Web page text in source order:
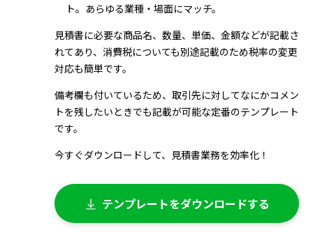
ト。あらゆる業種・場面にマッチ。
見積書に必要な商品名、数量、単価、金額などが記載さ
れてあり、消費税についても別途記載のため税率の変更
対応も簡単です。
備考欄も付いているため、取引先に対してなにかコメン
トを残したいときでも記載が可能な定番のテンプレート
です。
今すぐダウンロードして、見積書業務を効率化！
テンプレートをダウンロードする